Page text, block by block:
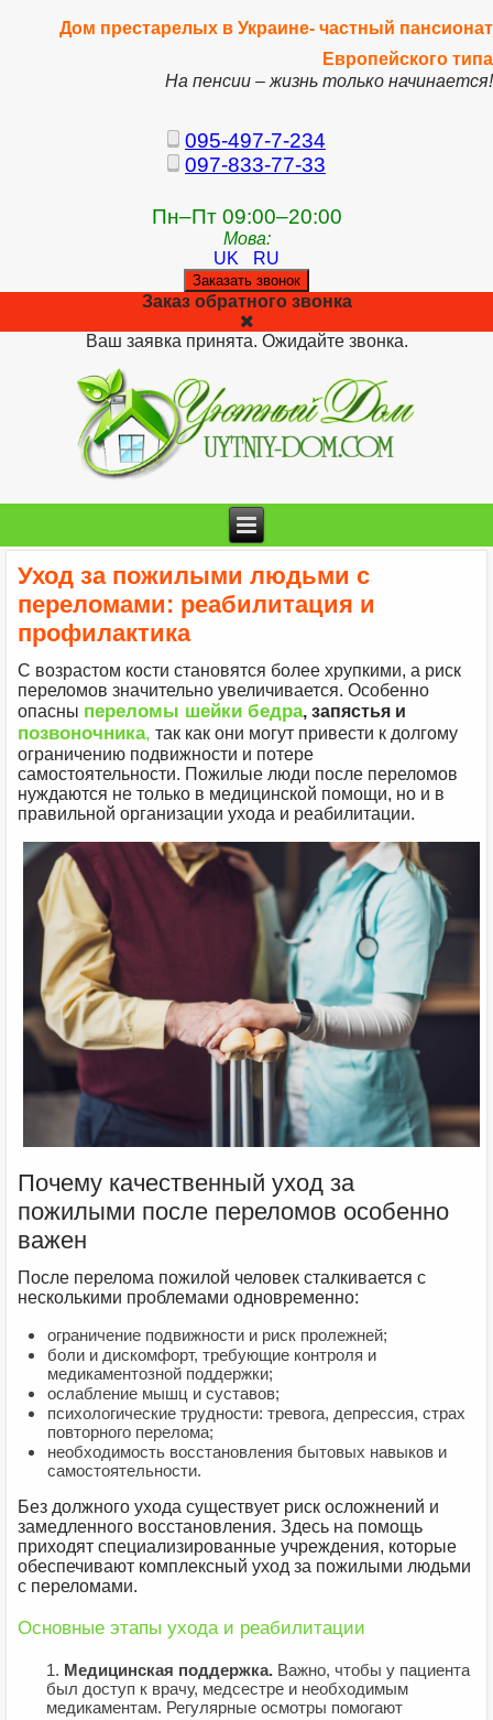
Дом престарелых в Украине- частный пансионат
Европейского типа
На пенсии – жизнь только начинается!
095-497-7-234
097-833-77-33
Пн–Пт 09:00–20:00
Мова:
UK
RU
Заказать звонок
Заказ обратного звонка
Ваш заявка принята. Ожидайте звонка.
Уход за пожилыми людьми с
переломами: реабилитация и
профилактика
С возрастом кости становятся более хрупкими, а риск
переломов значительно увеличивается. Особенно
опасны переломы шейки бедра, запястья и
позвоночника, так как они могут привести к долгому
ограничению подвижности и потере
самостоятельности. Пожилые люди после переломов
нуждаются не только в медицинской помощи, но и в
правильной организации ухода и реабилитации.
Почему качественный уход за
пожилыми после переломов особенно
важен
После перелома пожилой человек сталкивается с
несколькими проблемами одновременно:
ограничение подвижности и риск пролежней;
боли и дискомфорт, требующие контроля и
медикаментозной поддержки;
ослабление мышц и суставов;
психологические трудности: тревога, депрессия, страх
повторного перелома;
необходимость восстановления бытовых навыков и
самостоятельности.
Без должного ухода существует риск осложнений и
замедленного восстановления. Здесь на помощь
приходят специализированные учреждения, которые
обеспечивают комплексный уход за пожилыми людьми
с переломами.
Основные этапы ухода и реабилитации
Медицинская поддержка. Важно, чтобы у пациента
был доступ к врачу, медсестре и необходимым
медикаментам. Регулярные осмотры помогают